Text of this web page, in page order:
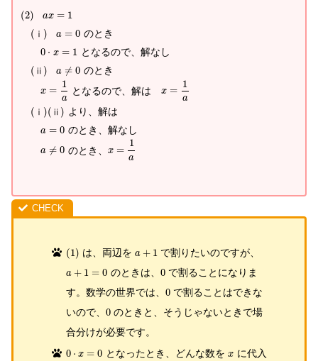
(2) ax = 1
( ⅰ ) a = 0 のとき
0 ⋅ x = 1 となるので、解なし
( ⅱ ) a ≠ 0 のとき
x =
1
a
となるので、解はx =
1
a
( ⅰ )( ⅱ ) より、解は
a = 0 のとき、解なし
a ≠ 0 のとき、 x =
1
a
(1) は、両辺を a + 1 で割りたいのですが、
a + 1 = 0 のときは、 0 で割ることになりま
す。数学の世界では、 0 で割ることはできな
いので、 0 のときと、そうじゃないときで場
合分けが必要です。
0 ⋅ x = 0 となったとき、どんな数をx に代入